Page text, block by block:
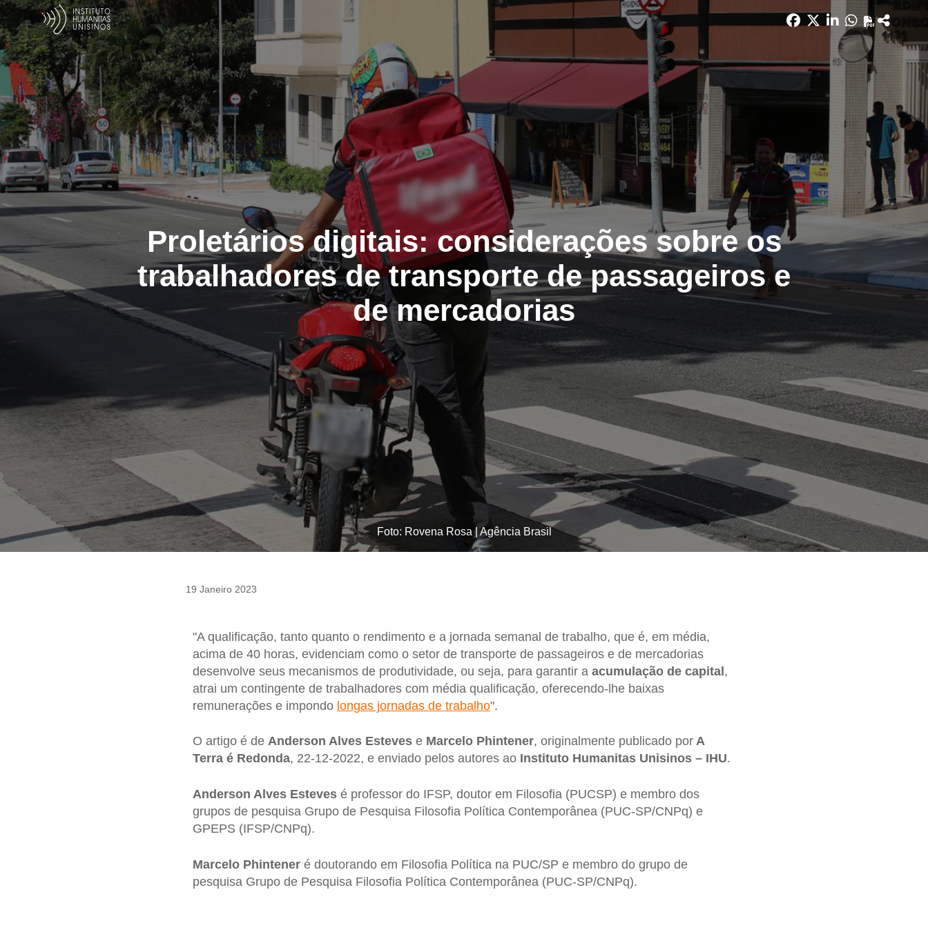
Proletários digitais: considerações sobre os
trabalhadores de transporte de passageiros e
de mercadorias
Foto: Rovena Rosa | Agência Brasil
19 Janeiro 2023
"A qualificação, tanto quanto o rendimento e a jornada semanal de trabalho, que é, em média,
acima de 40 horas, evidenciam como o setor de transporte de passageiros e de mercadorias
desenvolve seus mecanismos de produtividade, ou seja, para garantir a acumulação de capital,
atrai um contingente de trabalhadores com média qualificação, oferecendo-lhe baixas
remunerações e impondo longas jornadas de trabalho".
O artigo é de Anderson Alves Estevese Marcelo Phintener, originalmente publicado porA
Terra é Redonda, 22-12-2022, e enviado pelos autores ao Instituto Humanitas Unisinos – IHU.
Anderson Alves Estevesé professor do IFSP, doutor em Filosofia (PUCSP) e membro dos
grupos de pesquisa Grupo de Pesquisa Filosofia Política Contemporânea (PUC-SP/CNPq) e
GPEPS (IFSP/CNPq).
Marcelo Phinteneré doutorando em Filosofia Política na PUC/SP e membro do grupo de
pesquisa Grupo de Pesquisa Filosofia Política Contemporânea (PUC-SP/CNPq).